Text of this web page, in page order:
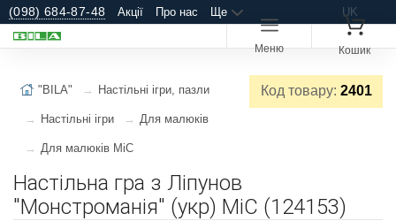
(098) 684-87-48 Акції Про нас Ще UK
Меню Кошик
Код товару: 2401
"BILA" Настільні ігри, пазли
Настільні ігри Для малюків
Для малюків MiC
Настільна гра з Ліпунов
"Монстроманія" (укр) MiC (124153)